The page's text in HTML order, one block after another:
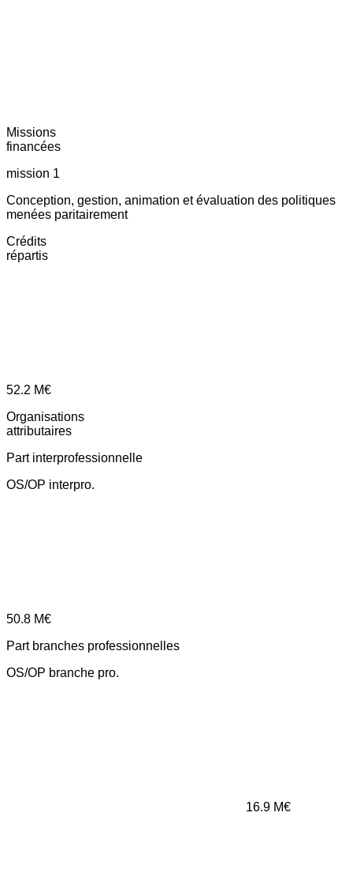
Missions
financées
mission 1
Conception, gestion, animation et évaluation des politiques
menées paritairement
Crédits
répartis
52.2 M€
Organisations
attributaires
Part interprofessionnelle
OS/OP interpro.
50.8 M€
Part branches professionnelles
OS/OP branche pro.
16.9 M€